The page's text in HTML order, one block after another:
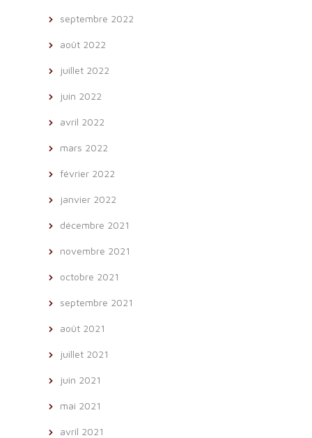
septembre 2022
août 2022
juillet 2022
juin 2022
avril 2022
mars 2022
février 2022
janvier 2022
décembre 2021
novembre 2021
octobre 2021
septembre 2021
août 2021
juillet 2021
juin 2021
mai 2021
avril 2021